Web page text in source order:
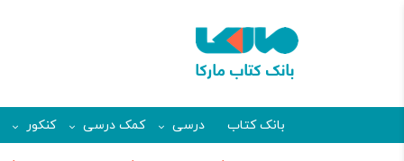
بانک کتاب درسی کمک درسی کنکور